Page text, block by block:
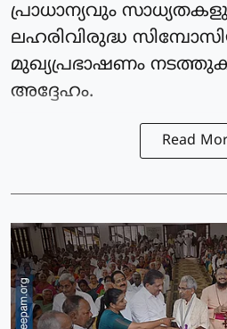
പ്രാധാന്യവും
ലഹരിവിരുദ്ധ
മുഖ്യപ്രഭാഷണം
അദ്ദേഹം.
Read